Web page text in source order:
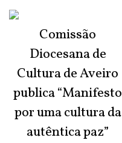
Comissão
Diocesana de
Cultura de Aveiro
publica “Manifesto
por uma cultura da
autêntica paz”